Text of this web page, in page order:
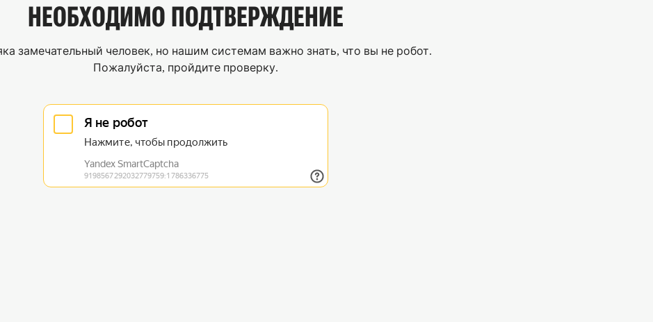
НЕОБХОДИМО ПОДТВЕРЖДЕНИЕ
замечательный человек, но нашим системам важно знать, что вы не робот.
Пожалуйста, пройдите проверку.